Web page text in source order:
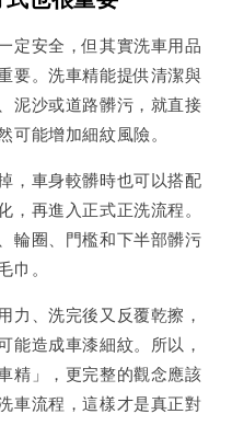
定安全，但其實洗車用品
要。洗車精能提供清潔與
泥沙或道路髒污，就直接
可能增加細紋風險。
，車身較髒時也可以搭配
再進入正式正洗流程。
輪圈、門檻和下半部髒污
。
力、洗完後又反覆乾擦，
能造成車漆細紋。所以，
精」，更完整的觀念應該
車流程，這樣才是真正對